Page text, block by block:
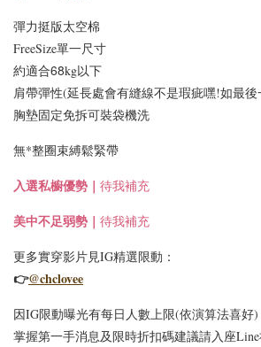
彈力挺版太空棉
FreeSize單一尺寸
約適合68kg以下
肩帶彈性(延長處會有縫線不是瑕疵嘿!如最
胸墊固定免拆可裝袋機洗
無*整圈束縛鬆緊帶
入選私櫥優勢｜ 待我補充
美中不足弱勢｜ 待我補充
更多實穿影片見IG精選限動：
👉@chclovee
因IG限動曝光有每日人數上限(依演算法喜好)
掌握第一手消息及限時折扣碼建議請入座Line